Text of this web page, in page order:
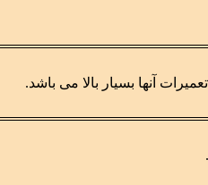
آنها بسیار بالا می باشد.